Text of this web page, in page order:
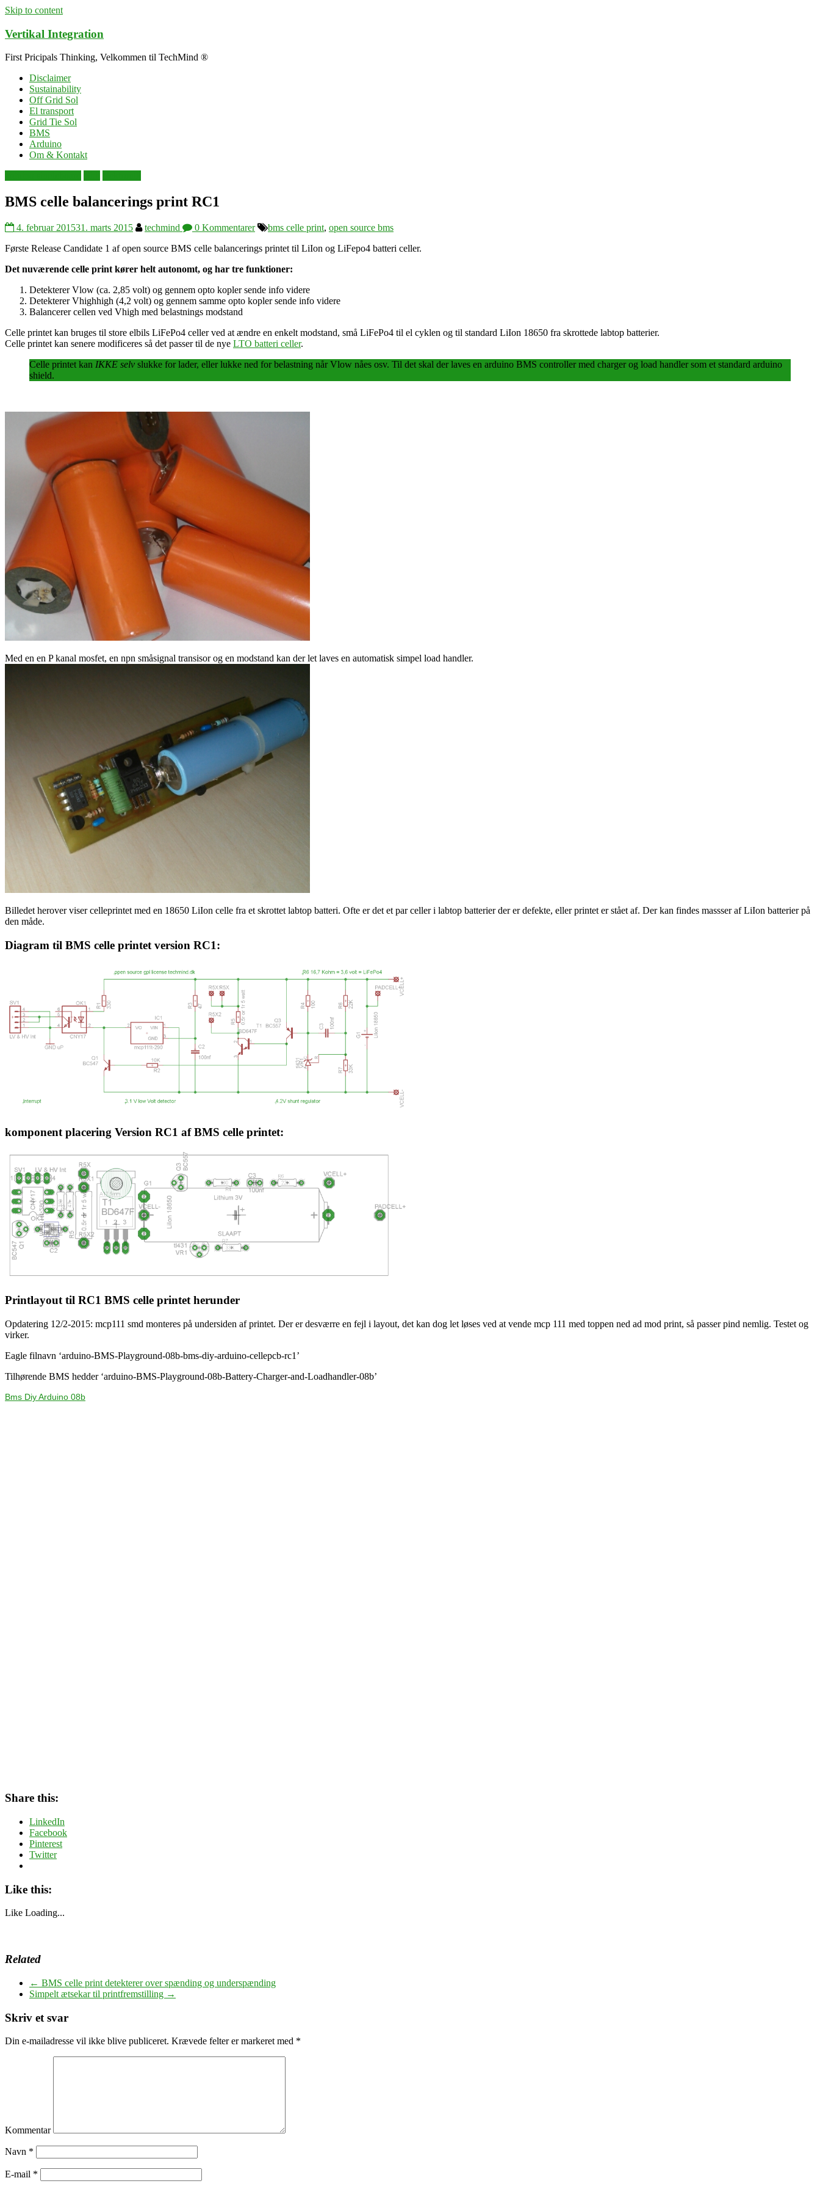
Skip to content
Vertikal Integration
First Pricipals Thinking, Velkommen til TechMind ®
Disclaimer
Sustainability
Off Grid Sol
El transport
Grid Tie Sol
BMS
Arduino
Om & Kontakt
BMS celle balancerings print RC1
4. februar 201531. marts 2015 techmind 0 Kommentarer bms celle print, open source bms
Første Release Candidate 1 af open source BMS celle balancerings printet til LiIon og LiFepo4 batteri celler.
Det nuværende celle print kører helt autonomt, og har tre funktioner:
Detekterer Vlow (ca. 2,85 volt) og gennem opto kopler sende info videre
Detekterer Vhighhigh (4,2 volt) og gennem samme opto kopler sende info videre
Balancerer cellen ved Vhigh med belastnings modstand
Celle printet kan bruges til store elbils LiFePo4 celler ved at ændre en enkelt modstand, små LiFePo4 til el cyklen og til standard LiIon 18650 fra skrottede labtop batterier.
Celle printet kan senere modificeres så det passer til de nye LTO batteri celler.
Celle printet kan IKKE selv slukke for lader, eller lukke ned for belastning når Vlow nåes osv. Til det skal der laves en arduino BMS controllermed charger og load handler som et standard arduino
shield.
Med en en P kanal mosfet, en npn småsignal transisor og en modstand kan der let laves en automatisk simpel load handler.
Billedet herover viser celleprintet med en 18650 LiIon celle fra et skrottet labtop batteri. Ofte er det et par celler i labtop batterier der er defekte, eller printet er stået af. Der kan findes massser af LiIon batterier på
den måde.
Diagram til BMS celle printet version RC1:
komponent placering Version RC1 af BMS celle printet:
Printlayout til RC1 BMS celle printet herunder
Opdatering 12/2-2015: mcp111 smd monteres på undersiden af printet. Der er desværre en fejl i layout, det kan dog let løses ved at vende mcp 111 med toppen ned ad mod print, så passer pind nemlig. Testet og
virker.
Eagle filnavn ‘arduino-BMS-Playground-08b-bms-diy-arduino-cellepcb-rc1’
Tilhørende BMS hedder ‘arduino-BMS-Playground-08b-Battery-Charger-and-Loadhandler-08b’
Bms Diy Arduino 08b
Share this:
LinkedIn
Facebook
Pinterest
Twitter
Like this:
Like Loading...
Related
← BMS celle print detekterer over spænding og underspænding
Simpelt ætsekar til printfremstilling →
Skriv et svar
Din e-mailadresse vil ikke blive publiceret. Krævede felter er markeret med *
Kommentar
Navn *
E-mail *